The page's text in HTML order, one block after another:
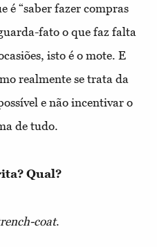
é “saber fazer compras
fato o que faz falta
isto é o mote. E
realmente se trata da
e não incentivar o
de tudo.
Qual?
coat.